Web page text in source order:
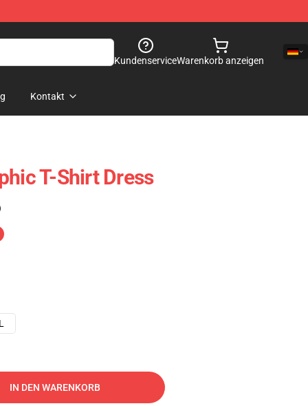
KundenserviceWarenkorb anzeigen
Kontakt
T-Shirt Dress
IN DEN WARENKORB